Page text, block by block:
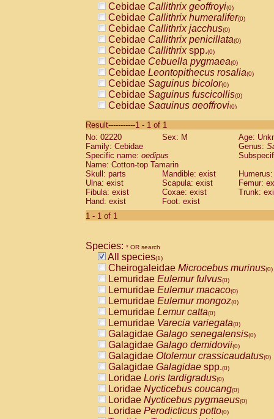
Cebidae Callithrix geoffroyi(0)
Cebidae Callithrix humeralifer(0)
Cebidae Callithrix jacchus(0)
Cebidae Callithrix penicillata(0)
Cebidae Callithrixspp.(0)
Cebidae Cebuella pygmaea(0)
Cebidae Leontopithecus rosalia(0)
Cebidae Saguinus bicolor(0)
Cebidae Saguinus fuscicollis(0)
Cebidae Saguinus geoffroyi(0)
CebidaeSaguinus labiatus(0)
Cebidae Saguinus leucopus (0)
Cebidae
CebidaeSaguinus mystax
Cebidae Saguinus nigricollis (0)
Cebidae Saguinus oedipus
Cebidae Saguinus weddelli
Cebidae Saguinusspp.
Cebidae
CebidaeCebus capucinus
CebidaeCebus nigrivittatus
CebidaeCebus spp.(0)
CebidaeSaimiri boliviensis(0)
CebidaeSaimiri sciureus(0)
AtelidaeAlouatta caraya(0)
AtelidaeAlouatta fusca(0)
AtelidaeAlouatta seniculus(0)
AtelidaeAlouattaspp.(0)
AtelidaeAteles belzebuth(0)
AtelidaeAteles geoffroyi(0)
AtelidaeAteles paniscus(0)
AtelidaeAtelesspp.(0)
AtelidaeLagothrix lagothricha(0)
AtelidaeLagothrix lagothricha cana
PitheciidaeCacajao calvus
Result-----------1 - 1 of 1
No: 02220
Sex: M
Age:
Family: Cebidae
Genus:
Specific name: oedipus
Name: Cotton-top Tamarin
Skull: parts
Mandible: exist
Ulna: exist
Scapula: exist
Femur:
Fibula: exist
Coxae: exist
Trunk:
Hand: exist
Foot: exist
1 - 1 of 1
Species: * OR search
All species(1)
Cheirogaleidae Microcebus murinus(0)
Lemuridae Eulemur fulvus(0)
Lemuridae Eulemur macaco(0)
Lemuridae Eulemur mongoz(0)
Lemuridae Lemur catta(0)
Lemuridae Varecia variegata(0)
Galagidae Galago senegalensis(0)
Galagidae Galago demidovii(0)
Galagidae Otolemur crassicaudatus(0)
Galagidae Galagidae spp.(0)
Loridae Loris tardigradus(0)
Loridae Nycticebus coucang(0)
Loridae Nycticebus pygmaeus(0)
Loridae Perodicticus potto(0)